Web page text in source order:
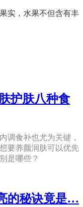
实，水果不但含有丰
护肤八种食
调食补也尤为关键，
要养颜润肤可以优先
是哪些？
的秘诀竟是…